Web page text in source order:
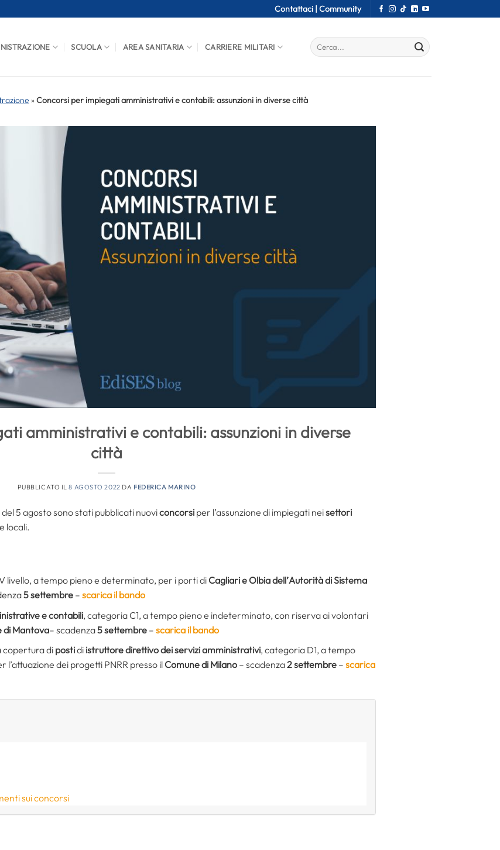
Contattaci | Community
SCUOLA AREA SANITARIA CARRIERE MILITARI
»Concorsi per impiegati amministrativi e contabili: assunzioni in diverse città
amministrativi e contabili: assunzioni in diverse
città
PUBBLICATO IL8 AGOSTO 2022 DA FEDERICA MARINO
5 agosto sono stati pubblicati nuoviconcorsi per l’assunzione di impiegati neisettori
locali.
livello, a tempo pieno e determinato, per i porti diCagliari e Olbia dell’Autorità di Sistema
5 settembre– scarica il bando
e contabili, categoria C1, a tempo pieno e indeterminato, con riserva ai volontari
di Mantova– scadenza5 settembre– scarica il bando
copertura di postidi istruttore direttivo dei servizi amministrativi, categoria D1, a tempo
dei progetti PNRR presso il Comune di Milano– scadenza2 settembre– scarica
sui concorsi